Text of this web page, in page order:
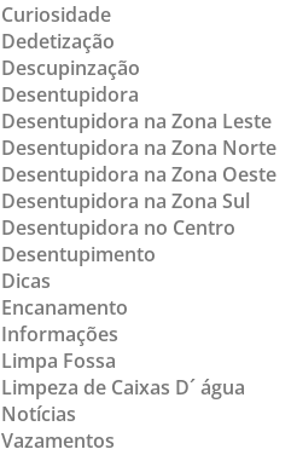
Curiosidade
Dedetização
Descupinzação
Desentupidora
Desentupidora na Zona Leste
Desentupidora na Zona Norte
Desentupidora na Zona Oeste
Desentupidora na Zona Sul
Desentupidora no Centro
Desentupimento
Dicas
Encanamento
Informações
Limpa Fossa
Limpeza de Caixas D´ água
Notícias
Vazamentos